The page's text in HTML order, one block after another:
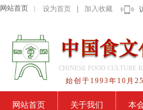
设为首页 加入收藏
网站首页
始创于1993年10月
CHINESE FOOD CULTURE
网站首页 关于我们 本